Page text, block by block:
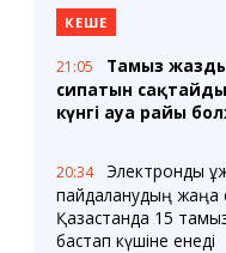
eTV
Ақпараттық
бюллетень
Тұлғалар
Сұхбат
«ЕШКА»
Блогер
Соққылар
КЕШЕ
21:05
Тамыз
сипатын
күнгі ауа райы
20:34
Электрондық
пайдаланудың жаңа
Қазақстанда 15
бастап күшіне енеді